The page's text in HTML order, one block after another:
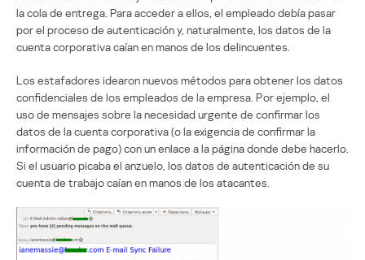
la cola de entrega. Para acceder a ellos, el empleado debía pasar
por el proceso de autenticación y, naturalmente, los datos de la
cuenta corporativa caían en manos de los delincuentes.
Los estafadores idearon nuevos métodos para obtener los datos
confidenciales de los empleados de la empresa. Por ejemplo, el
uso de mensajes sobre la necesidad urgente de confirmar los
datos de la cuenta corporativa (o la exigencia de confirmar la
información de pago) con un enlace a la página donde debe hacerlo.
Si el usuario picaba el anzuelo, los datos de autenticación de su
cuenta de trabajo caían en manos de los atacantes.